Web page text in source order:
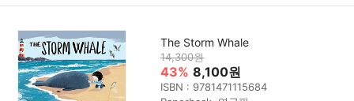
The Storm Whale
14,300원
43% 8,100원
ISBN : 9781471115684